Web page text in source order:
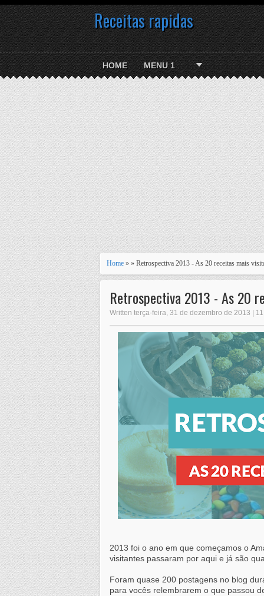
Receitas rapidas
HOME MENU 1
Home » » Retrospectiva 2013 - As 20 receitas mais
Retrospectiva 2013 - As 20
Written terça-feira, 31 de dezembro de 2013 |
2013 foi o ano em que começamos o
visitantes passaram por aqui e já são
Foram quase 200 postagens no blog
para vocês relembrarem o que passou